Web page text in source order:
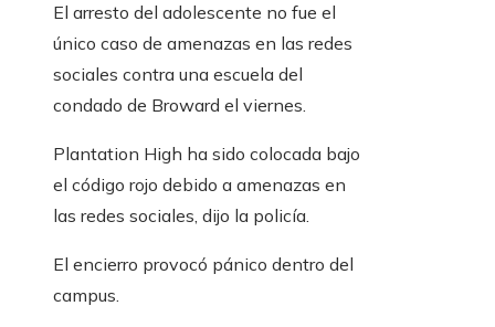
El arresto del adolescente no fue el
único caso de amenazas en las redes
sociales contra una escuela del
condado de Broward el viernes.
Plantation High ha sido colocada bajo
el código rojo debido a amenazas en
las redes sociales, dijo la policía.
El encierro provocó pánico dentro del
campus.